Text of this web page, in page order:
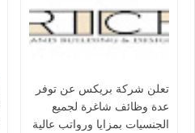
تعلن شركة بريكس عن توفر
عدة وظائف شاغرة لجميع
الجنسيات بمزايا ورواتب عالية